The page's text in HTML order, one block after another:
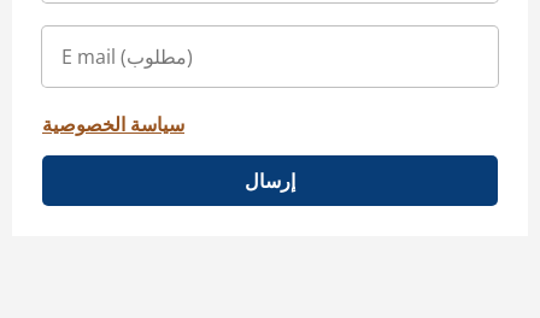
سياسة الخصوصية
إرسال